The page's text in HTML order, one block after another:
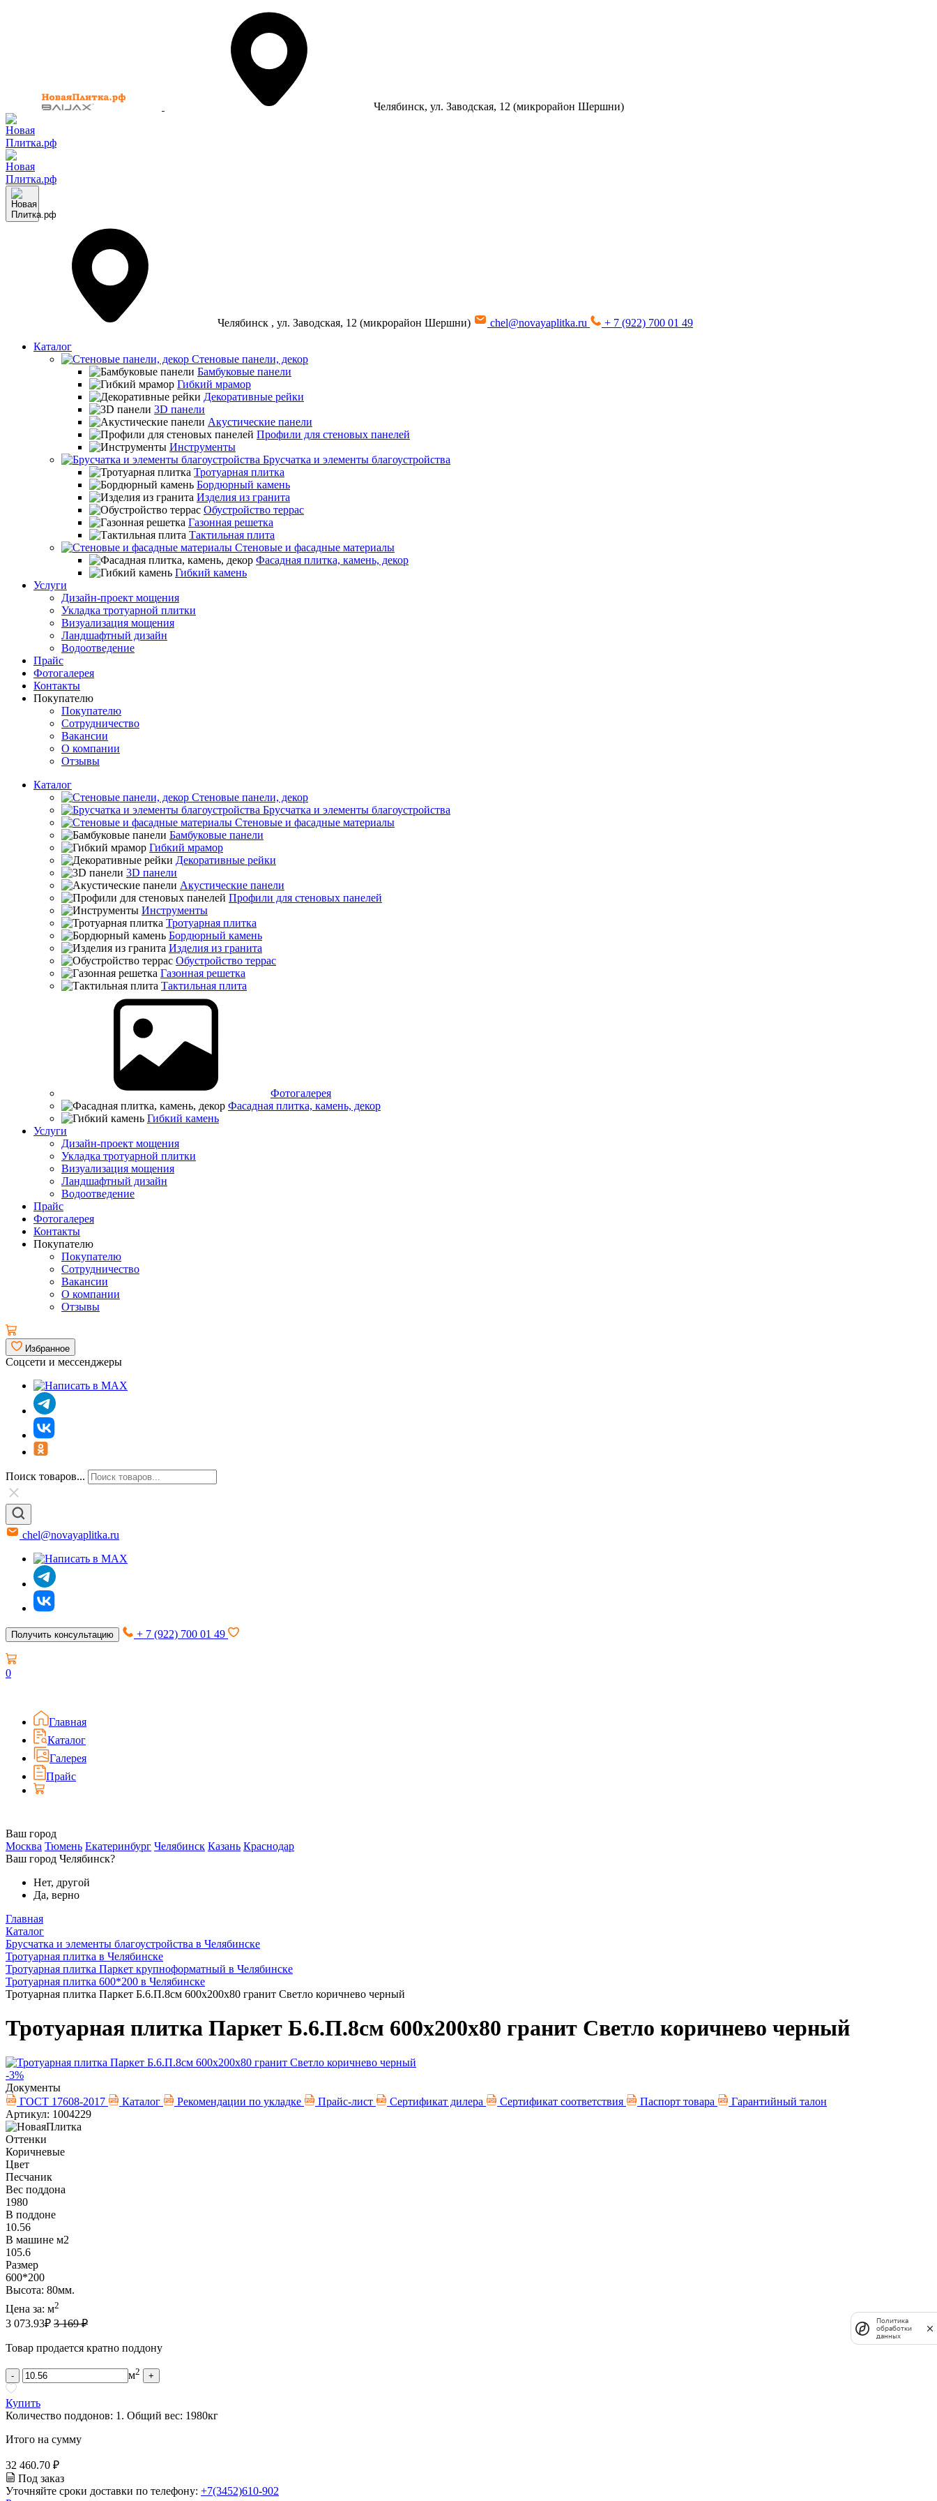
Челябинск, ул. Заводская, 12 (микрорайон Шершни)
Челябинск , ул. Заводская, 12 (микрорайон Шершни) chel@novayaplitka.ru
+ 7 (922) 700 01 49
Каталог
Стеновые панели, декор
Бамбуковые панели
Гибкий мрамор
Декоративные рейки
3D панели
Акустические панели
Профили для стеновых панелей
Инструменты
Брусчатка и элементы благоустройства
Тротуарная плитка
Бордюрный камень
Изделия из гранита
Обустройство террас
Газонная решетка
Тактильная плита
Стеновые и фасадные материалы
Фасадная плитка, камень, декор
Гибкий камень
Услуги
Дизайн-проект мощения
Укладка тротуарной плитки
Визуализация мощения
Ландшафтный дизайн
Водоотведение
Прайс
Фотогалерея
Контакты
Покупателю
Покупателю
Сотрудничество
Вакансии
О компании
Отзывы
Каталог
Стеновые панели, декор
Брусчатка и элементы благоустройства
Стеновые и фасадные материалы
Бамбуковые панели
Гибкий мрамор
Декоративные рейки
3D панели
Акустические панели
Профили для стеновых панелей
Инструменты
Тротуарная плитка
Бордюрный камень
Изделия из гранита
Обустройство террас
Газонная решетка
Тактильная плита
Фотогалерея
Фасадная плитка, камень, декор
Гибкий камень
Услуги
Дизайн-проект мощения
Укладка тротуарной плитки
Визуализация мощения
Ландшафтный дизайн
Водоотведение
Прайс
Фотогалерея
Контакты
Покупателю
Покупателю
Сотрудничество
Вакансии
О компании
Отзывы
Избранное
Соцсети и мессенджеры
Поиск товаров...
chel@novayaplitka.ru
Получить консультацию + 7 (922) 700 01 49
0
Главная
Каталог
Галерея
Прайс
Ваш город
Москва Тюмень Екатеринбург Челябинск Казань Краснодар
Ваш город Челябинск?
Нет, другой
Да, верно
Главная
Каталог
Брусчатка и элементы благоустройства в Челябинске
Тротуарная плитка в Челябинске
Тротуарная плитка Паркет крупноформатный в Челябинске
Тротуарная плитка 600*200 в Челябинске
Тротуарная плитка Паркет Б.6.П.8см 600х200х80 гранит Светло коричнево черный
Тротуарная плитка Паркет Б.6.П.8см 600х200х80 гранит Светло коричнево черный
-3%
Документы
ГОСТ 17608-2017
Каталог Рекомендации по укладке Прайс-лист Сертификат дилера Сертификат соответствия Паспорт товара
Гарантийный талон
Артикул: 1004229
Оттенки
Коричневые
Цвет
Песчаник
Вес поддона
1980
В поддоне
10.56
В машине м2
105.6
Размер
600*200
Высота: 80мм.
Цена за: м2
3 073.93₽ 3 169 ₽
Товар продается кратно поддону
- м2 +
Купить
Количество поддонов: 1 . Общий вес: 1980кг
Итого на сумму
32 460.70 ₽
Под заказ
Уточняйте сроки доставки по телефону: +7(3452)610-902
Политика
обработки
данных